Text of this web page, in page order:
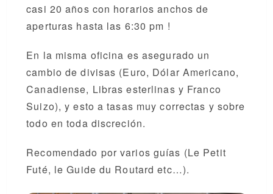
casi 20 años con horarios anchos de
aperturas hasta las 6:30 pm !
En la misma oficina es asegurado un
cambio de divisas (Euro, Dólar Americano,
Canadiense, Libras esterlinas y Franco
Suizo), y esto a tasas muy correctas y sobre
todo en toda discreción.
Recomendado por varios guías (Le Petit
Futé, le Guide du Routard etc…).